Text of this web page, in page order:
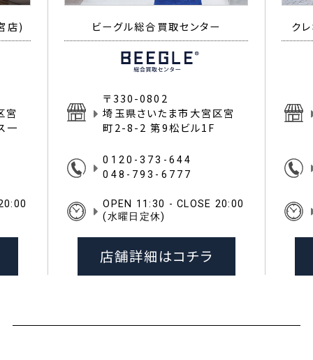
店)
宮
一
ビーグル総合買取センター
〒330-0802
埼玉県さいたま市大宮区宮
町2-8-2 第9松ビル1F
0120-373-644
048-793-6777
OPEN 11:30 - CLOSE 20:00
(水曜日定休)
店舗詳細はコチラ
ク